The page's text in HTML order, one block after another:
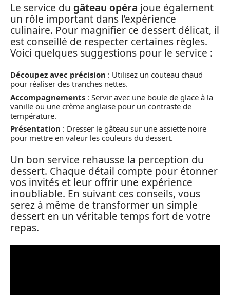
Le service du gâteau opéra joue également
un rôle important dans l’expérience
culinaire. Pour magnifier ce dessert délicat, il
est conseillé de respecter certaines règles.
Voici quelques suggestions pour le service :
Découpez avec précision : Utilisez un couteau chaud
pour réaliser des tranches nettes.
Accompagnements : Servir avec une boule de glace à la
vanille ou une crème anglaise pour un contraste de
température.
Présentation : Dresser le gâteau sur une assiette noire
pour mettre en valeur les couleurs du dessert.
Un bon service rehausse la perception du
dessert. Chaque détail compte pour étonner
vos invités et leur offrir une expérience
inoubliable. En suivant ces conseils, vous
serez à même de transformer un simple
dessert en un véritable temps fort de votre
repas.